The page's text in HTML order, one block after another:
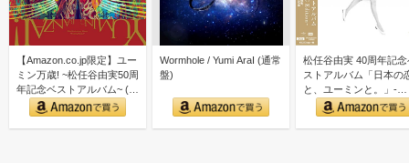
【Amazon.co.jp限定】ユー
ミン万歳! ~松任谷由実50周
年記念ベストアルバム~ (初
回限…
Wormhole / Yumi AraI (通常
盤)
松任谷由実 40周年記念
ストアルバム「日本の
と、ユーミンと。」-
GOLD DISC Editi…